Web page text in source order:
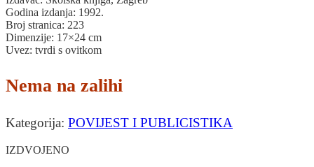
Godina izdanja: 1992.
Broj stranica: 223
Dimenzije: 17×24 cm
Uvez: tvrdi s ovitkom
Nema na zalihi
Kategorija: POVIJEST I PUBLICISTIKA
IZDVOJENO